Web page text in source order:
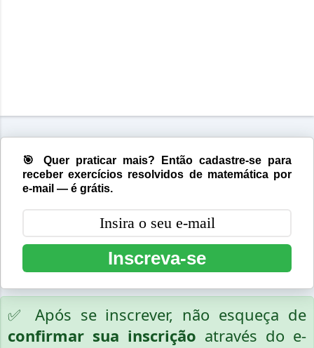
🎯 Quer praticar mais? Então cadastre-se para
receber exercícios resolvidos de matemática por
e-mail — é grátis.
Inscreva-se
✅ Após se inscrever, não esqueça de
confirmar sua inscrição através do e-